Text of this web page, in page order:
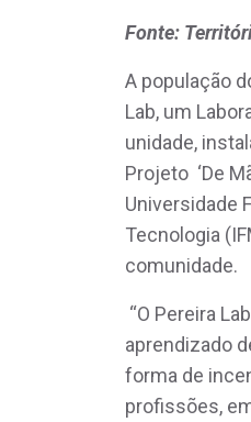
Fonte:
A população
Lab, um
unidade,
Projeto ‘De
Universidade
Tecnologia
comunidade.
“O Pereira
aprendizado
forma de
profissões,